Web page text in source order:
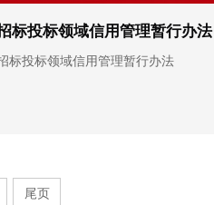
标投标领域信用管理暂行办法
标投标领域信用管理暂行办法
尾页